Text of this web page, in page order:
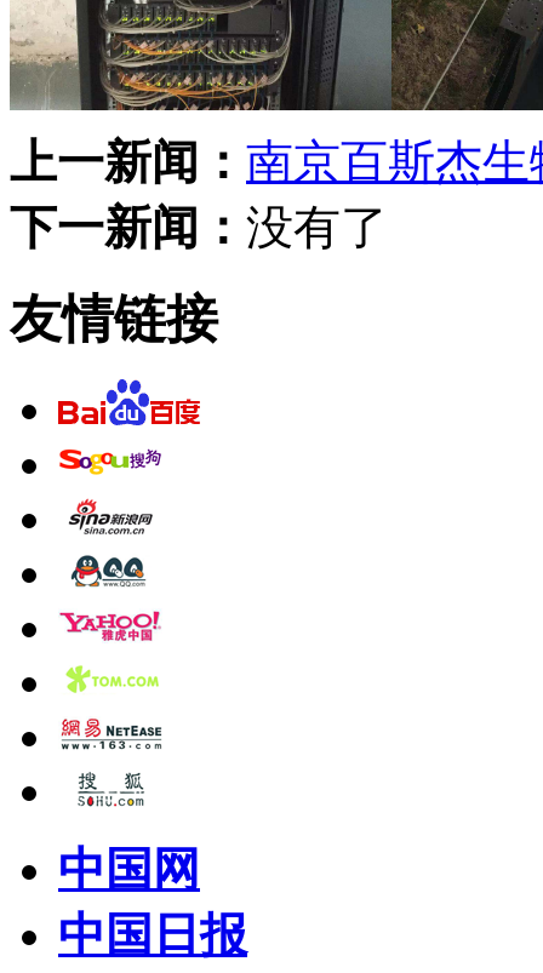
上一新闻： 南京百斯杰
下一新闻： 没有了
友情链接
中国网
中国日报